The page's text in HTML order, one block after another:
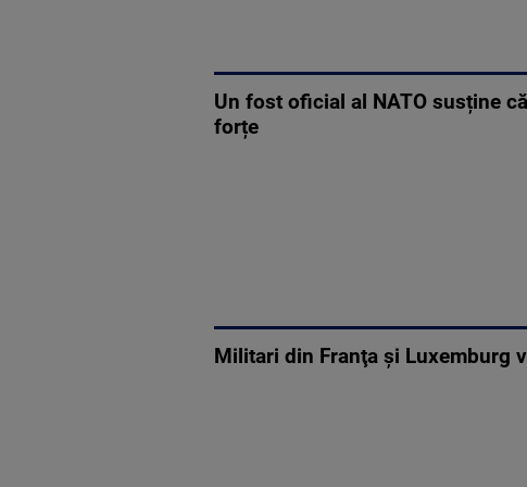
Un fost oficial al NATO susține
forțe
Militari din Franţa şi Luxemburg